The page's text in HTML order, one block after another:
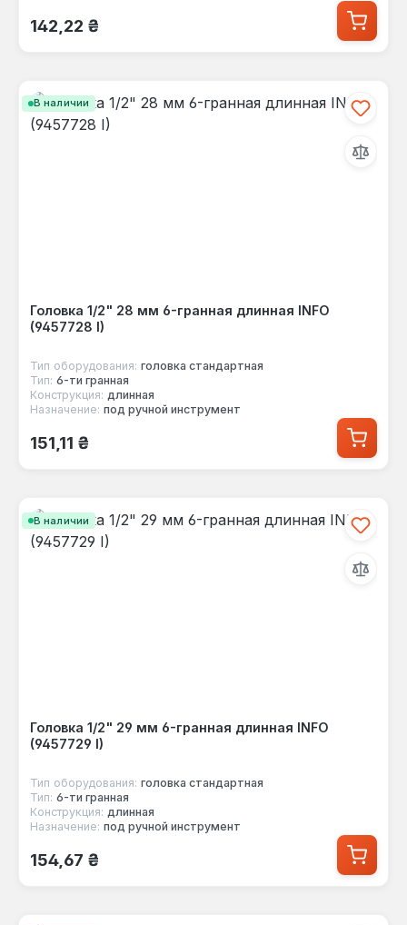
Обычная цена:
142,22 ₴
В наличии
Головка 1/2" 28 мм 6-гранная длинная INFO
(9457728 I)
Тип оборудования: головка стандартная
Тип: 6-ти гранная
Конструкция: длинная
Назначение: под ручной инструмент
Обычная цена:
151,11 ₴
В наличии
Головка 1/2" 29 мм 6-гранная длинная INFO
(9457729 I)
Тип оборудования: головка стандартная
Тип: 6-ти гранная
Конструкция: длинная
Назначение: под ручной инструмент
Обычная цена:
154,67 ₴